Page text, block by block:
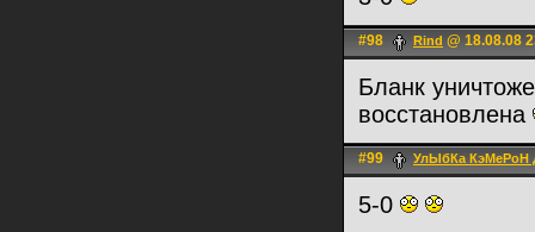
#98 Rind @ 18.08.08
Бланк
восстановлена
#99 УлЫбКа
5-0